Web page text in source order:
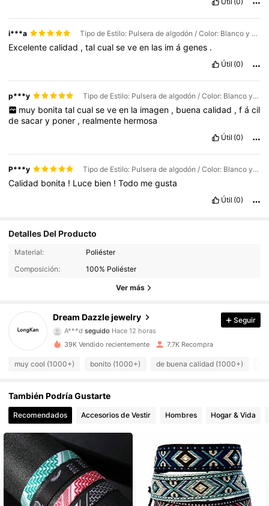
i***a Tipo de Estilo: Pulsera de algodón / Color: Blanco y Negro / Talla: Unitalla
Excelentecalidad ,talcualseveen las imágenes .
Útil (0)
p***y Tipo de Estilo: Pulsera de algodón / Color: Blanco y Negro / Talla: Unitalla
muy bonita tal cual se ve en la imagen , buena calidad , f á cil
desacary poner , realmente hermosa
Útil (0)
P***y Tipo de Estilo: Pulsera de algodón / Color: Blanco y Negro / Talla: 3 piezas
Calidad bonita ! Luce bien !Todo megusta
Útil (0)
Detalles Del Producto
Material:
Poliéster
Composición:
100% Poliéster
Ver más
Dream Dazzle jewelry
1.3K Seguidores
1.3K Seguidores
A***d seguido Hace 12 horas
4.86
4.86 1.3K Seguidores
4.86 1.3K Seguidores
4.86
4.86 1.3K Seguidores
4.86 1.3K Seguidores
Seguir
39K Vendido recientemente 7.7K Recompra
muy cool (1000+) bonito (1000+) de buena calidad (1000+)
También Podría Gustarte
Recomendados Accesorios de Vestir Hombres Hogar & Vida